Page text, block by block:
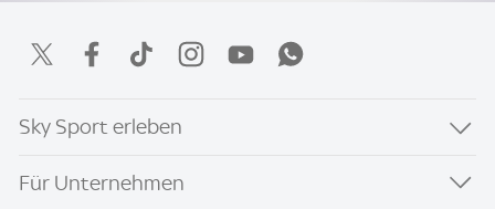
Sky Sport erleben
Für Unternehmen